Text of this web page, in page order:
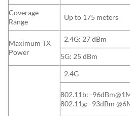
Coverage
Range
Up to 175 meters
Maximum TX
Power
2.4G: 27 dBm
5G: 25 dBm
2.4G
802.11b: -
802.11g: -93dBm